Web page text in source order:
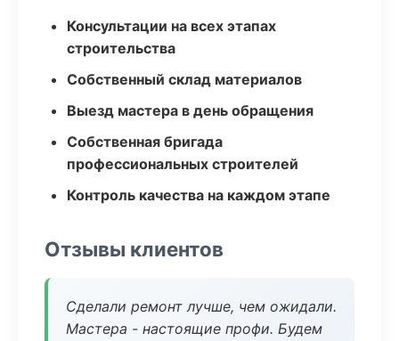
Консультации на всех этапах
строительства
Собственный склад материалов
Выезд мастера в день обращения
Собственная бригада
профессиональных строителей
Контроль качества на каждом этапе
Отзывы клиентов
Сделали ремонт лучше, чем ожидали.
Мастера - настоящие профи. Будем